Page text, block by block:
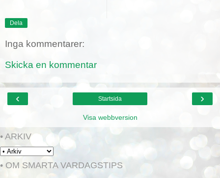
Dela
Inga kommentarer:
Skicka en kommentar
‹ ›
Startsida
Visa webbversion
• ARKIV
• OM SMARTA VARDAGSTIPS